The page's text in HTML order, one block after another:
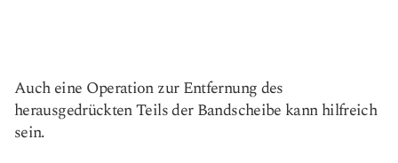
Auch eine Operation zur Entfernung des
herausgedrückten Teils der Bandscheibe kann hilfreich
sein.